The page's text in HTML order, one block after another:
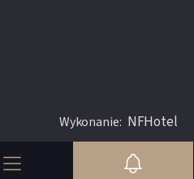
Wykonanie: NFHotel